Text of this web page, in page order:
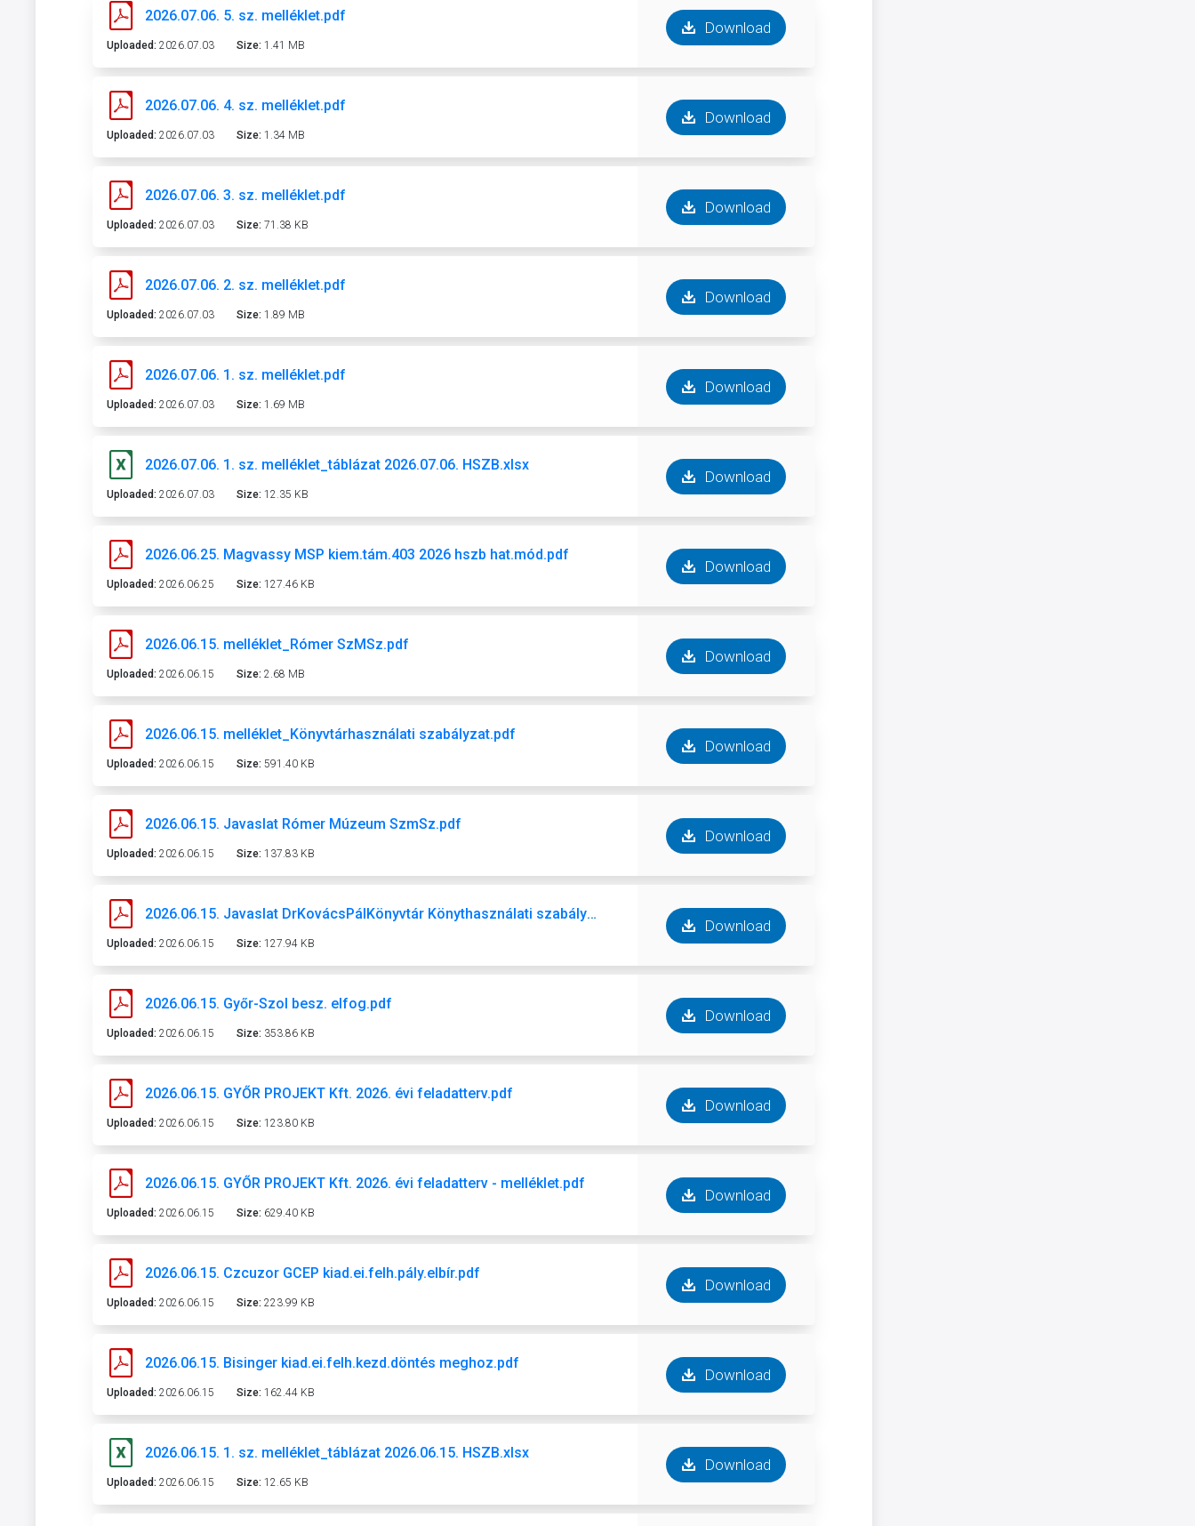
2026.07.06. 5. sz. melléklet.pdf
Uploaded: 2026.07.03 Size: 1.41 MB
Download
2026.07.06. 4. sz. melléklet.pdf
Uploaded: 2026.07.03 Size: 1.34 MB
Download
2026.07.06. 3. sz. melléklet.pdf
Uploaded: 2026.07.03 Size: 71.38 KB
Download
2026.07.06. 2. sz. melléklet.pdf
Uploaded: 2026.07.03 Size: 1.89 MB
Download
2026.07.06. 1. sz. melléklet.pdf
Uploaded: 2026.07.03 Size: 1.69 MB
Download
2026.07.06. 1. sz. melléklet_táblázat 2026.07.06. HSZB.xlsx
Uploaded: 2026.07.03 Size: 12.35 KB
Download
2026.06.25. Magvassy MSP kiem.tám.403 2026 hszb hat.mód.pdf
Uploaded: 2026.06.25 Size: 127.46 KB
Download
2026.06.15. melléklet_Rómer SzMSz.pdf
Uploaded: 2026.06.15 Size: 2.68 MB
Download
2026.06.15. melléklet_Könyvtárhasználati szabályzat.pdf
Uploaded: 2026.06.15 Size: 591.40 KB
Download
2026.06.15. Javaslat Rómer Múzeum SzmSz.pdf
Uploaded: 2026.06.15 Size: 137.83 KB
Download
2026.06.15. Javaslat DrKovácsPálKönyvtár Könythasználati szabályzat.pdf
Uploaded: 2026.06.15 Size: 127.94 KB
Download
2026.06.15. Győr-Szol besz. elfog.pdf
Uploaded: 2026.06.15 Size: 353.86 KB
Download
2026.06.15. GYŐR PROJEKT Kft. 2026. évi feladatterv.pdf
Uploaded: 2026.06.15 Size: 123.80 KB
Download
2026.06.15. GYŐR PROJEKT Kft. 2026. évi feladatterv - melléklet.pdf
Uploaded: 2026.06.15 Size: 629.40 KB
Download
2026.06.15. Czcuzor GCEP kiad.ei.felh.pály.elbír.pdf
Uploaded: 2026.06.15 Size: 223.99 KB
Download
2026.06.15. Bisinger kiad.ei.felh.kezd.döntés meghoz.pdf
Uploaded: 2026.06.15 Size: 162.44 KB
Download
2026.06.15. 1. sz. melléklet_táblázat 2026.06.15. HSZB.xlsx
Uploaded: 2026.06.15 Size: 12.65 KB
Download